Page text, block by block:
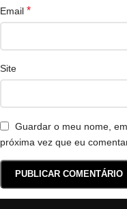
Email *
Site
Guardar o meu nome,
próxima vez que eu